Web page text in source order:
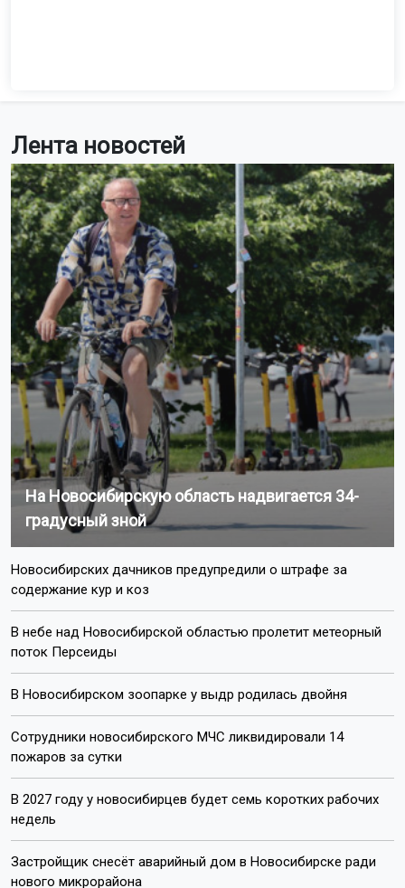
Лента новостей
На Новосибирскую область надвигается 34-
градусный зной
Новосибирских дачников предупредили о штрафе за
содержание кур и коз
В небе над Новосибирской областью пролетит метеорный
поток Персеиды
В Новосибирском зоопарке у выдр родилась двойня
Сотрудники новосибирского МЧС ликвидировали 14
пожаров за сутки
В 2027 году у новосибирцев будет семь коротких рабочих
недель
Застройщик снесёт аварийный дом в Новосибирске ради
нового микрорайона